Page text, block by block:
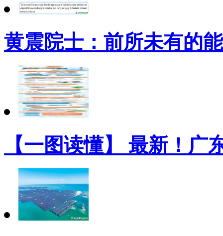
黄震院士：前所未有的
【一图读懂】 最新！广